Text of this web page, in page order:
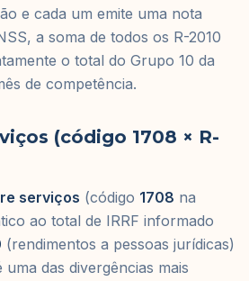
e cada um emite uma nota
a soma de todos os R-2010
o total do Grupo 10 da
de competência.
(código 1708 × R-
serviços (código 1708 na
ao total de IRRF informado
(rendimentos a pessoas jurídicas)
uma das divergências mais